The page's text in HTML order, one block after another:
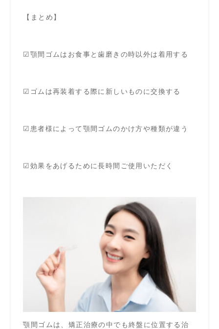
【まとめ】
☑顎間ゴムはお食事と歯磨きの時以外は着用する
☑ゴムは再装着する際に新しいものに交換する
☑患者様によって顎間ゴムのかけ方や種類が違う
☑効果をあげるために長時間ご使用いただく
顎間ゴムは、矯正治療の中でも終盤に位置する治